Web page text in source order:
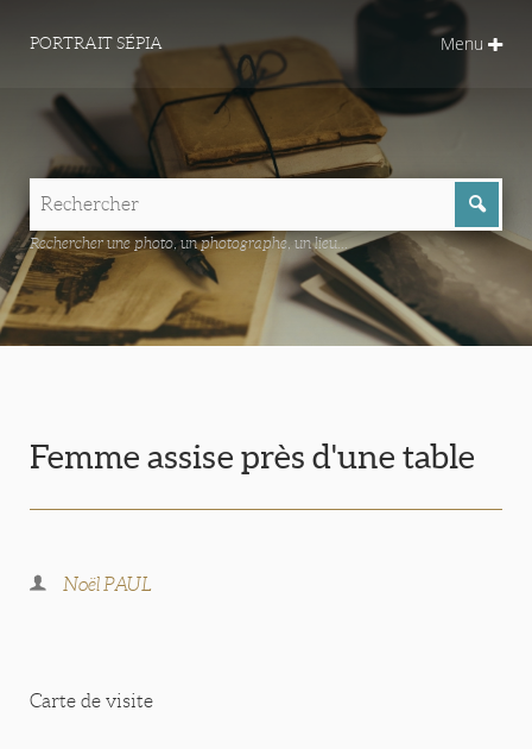
PORTRAIT SÉPIA Menu
Rechercher une photo, un photographe, un lieu...
Femme assise près d'une table
Noël PAUL
Carte de visite